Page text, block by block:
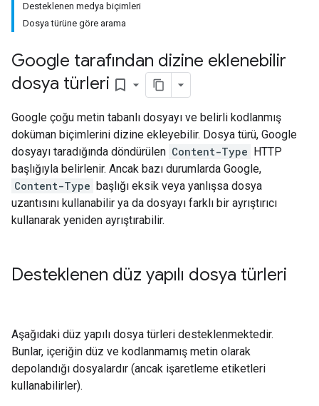
Desteklenen medya biçimleri
Dosya türüne göre arama
Google tarafından dizine eklenebilir
dosya türleri bookmark_border
Google çoğu metin tabanlı dosyayı ve belirli kodlanmış
doküman biçimlerini dizine ekleyebilir. Dosya türü, Google
dosyayı taradığında döndürülen Content-Type HTTP
başlığıyla belirlenir. Ancak bazı durumlarda Google,
Content-Type başlığı eksik veya yanlışsa dosya
uzantısını kullanabilir ya da dosyayı farklı bir ayrıştırıcı
kullanarak yeniden ayrıştırabilir.
Desteklenen düz yapılı dosya türleri
Aşağıdaki düz yapılı dosya türleri desteklenmektedir.
Bunlar, içeriğin düz ve kodlanmamış metin olarak
depolandığı dosyalardır (ancak işaretleme etiketleri
kullanabilirler).